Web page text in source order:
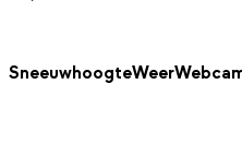
SneeuwhoogteWeer